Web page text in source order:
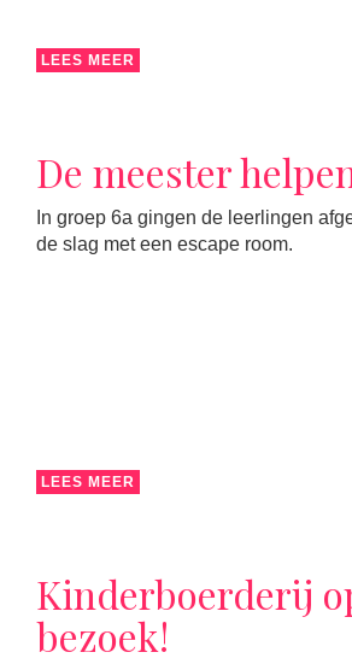
LEES MEER
De meester
In groep 6a gingen de leerlingen
de slag met een escape room.
LEES MEER
Kinderboerderij
bezoek!